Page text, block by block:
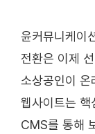
윤커뮤니케이
전환은 이제
소상공인이 온
웹사이트는 핵
CMS를 통해